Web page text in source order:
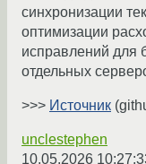
синхронизации
оптимизации
исправлений для
отдельных
>>> Источник
unclestephen
10.05.2026